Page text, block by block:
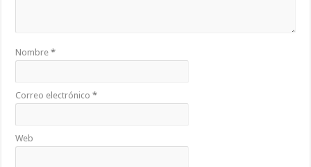
Nombre*
Correo electrónico*
Web